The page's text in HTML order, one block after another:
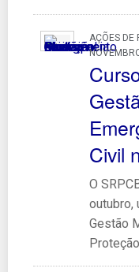
AÇÕES DE
Civil
O
outubro,
Gestão